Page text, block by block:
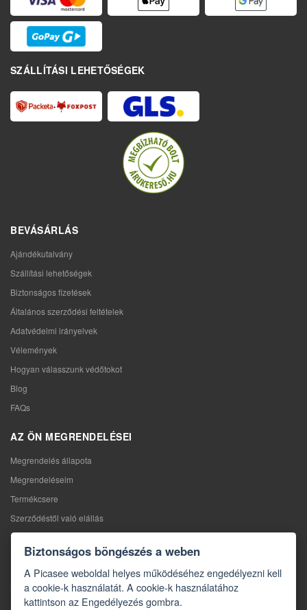
SZÁLLÍTÁSI LEHETŐSÉGEK
BEVÁSÁRLÁS
Ajándékutalvány
Szállítási lehetőségek
Biztonságos fizetések
Általános szerződési feltételek
Adatvédelmi irányelvek
Vélemények
Hogyan válasszunk védőtokot
Blog
FAQs
AZ ÖN MEGRENDELÉSEI
Megrendelés állapota
Megrendeléseim
Termékcsere
Szerződéstől való elállás
Reklamáció
Kapcsolat
Biztonságos böngészés a weben
A Picasee weboldal helyes működéséhez engedélyezni kell
a cookie-k használatát. A cookie-k használatához
kattintson az Engedélyezés gombra.